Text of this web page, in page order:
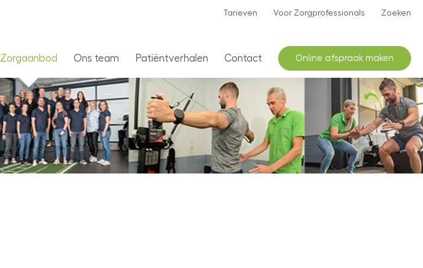
Tarieven Voor Zorgprofessionals Zoeken
Zorgaanbod Ons team Patiëntverhalen Contact Online afspraak maken